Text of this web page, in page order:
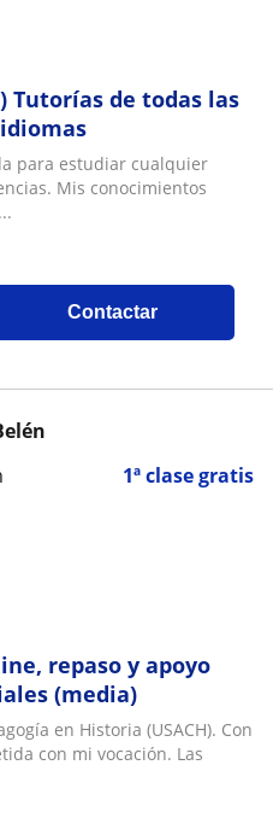
Tutorías de todas las
para estudiar cualquier
Mis conocimientos
Contactar
1ª clase gratis
repaso y apoyo
(media)
en Historia (USACH). Con
con mi vocación. Las